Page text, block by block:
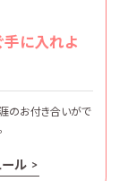
に入れよ
のお付き合いがで
ール